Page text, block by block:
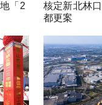
「2
核定新北林
都更案